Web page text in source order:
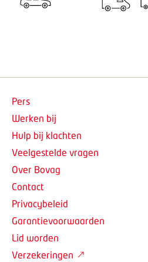
Pers
Werken bij
Hulp bij klachten
Veelgestelde vragen
Over Bovag
Contact
Privacybeleid
Garantievoorwaarden
Lid worden
Verzekeringen